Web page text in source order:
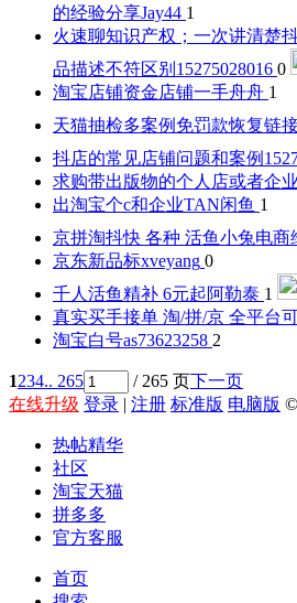
的经验分享Jay44 1
火速聊知识产权；一次讲清楚
品描述不符区别 15275028016 0
淘宝店铺资金店铺一手舟舟 1
天猫抽检多案例免罚款恢复链
抖店的常见店铺问题和案例
求购带出版物的个人店或者企
出淘宝个c和企业TAN闲鱼 1
京拼淘抖快 各种 活鱼小兔电商
京东新品标xveyang 0
千人活鱼精补 6元起阿勒泰 1
真实买手接单 淘/拼/京 全平台
淘宝白号as73623258 2
1234.. 265 / 265 页下一页
在线升级 登录 | 注册 标准版 电脑版
热帖精华
社区
淘宝天猫
拼多多
官方客服
首页